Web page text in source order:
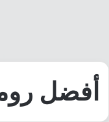
أفضل